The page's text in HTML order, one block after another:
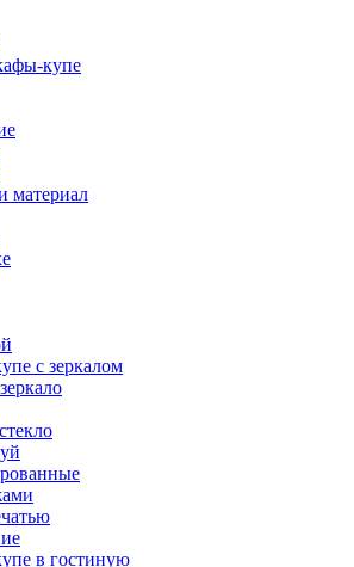
купе
материал
с зеркалом
в гостиную